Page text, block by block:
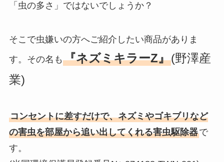
「虫の多さ」ではないでしょうか？
そこで虫嫌いの方へご紹介したい商品がありま
す。その名も 『ネズミキラーZ』(野澤産
業)
コンセントに差すだけで、ネズミやゴキブリなど
の害虫を部屋から追い出してくれる害虫駆除器で
す。